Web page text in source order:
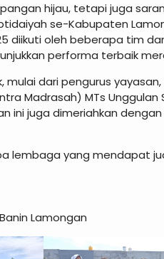
hijau, tetapi juga
se-Kabupaten
diikuti oleh beberapa tim
performa terbaik
dari pengurus yayasan,
Madrasah) MTs Unggulan
ini juga dimeriahkan
lembaga yang mendapat
Lamongan